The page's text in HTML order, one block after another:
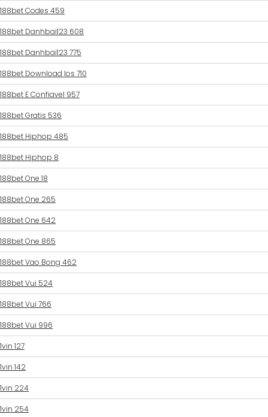
188bet Codes 459
188bet Danhbai123 608
188bet Danhbai123 775
188bet Download Ios 710
188bet E Confiavel 957
188bet Gratis 536
188bet Hiphop 485
188bet Hiphop 8
188bet One 18
188bet One 265
188bet One 642
188bet One 865
188bet Vao Bong 462
188bet Vui 524
188bet Vui 766
188bet Vui 996
1vin 127
1vin 142
1vin 224
1vin 254